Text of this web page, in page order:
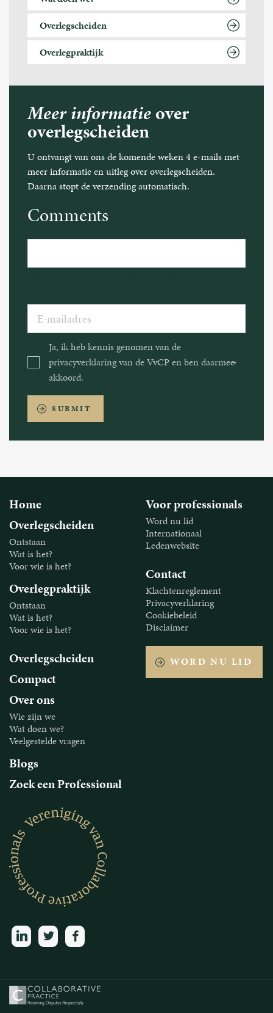
Overlegscheiden
Overlegpraktijk
Meer informatieover
overlegscheiden
U ontvangt van ons de komende weken 4 e-mails met
meer informatie en uitleg over overlegscheiden.
Daarna stopt de verzending automatisch.
Comments
E-
mailadres
Consent
Ja, ik heb kennis genomen van de
privacyverklaring van de VvCP en ben daarmee
akkoord.
SUBMIT
Home
Overlegscheiden
Ontstaan
Wat is het?
Voor wie is het?
Overlegpraktijk
Ontstaan
Wat is het?
Voor wie is het?
Overlegscheiden
Compact
Over ons
Wie zijn we
Wat doen we?
Veelgestelde vragen
Blogs
Zoek een Professional
Voor professionals
Word nu lid
Internationaal
Ledenwebsite
Contact
Klachtenreglement
Privacyverklaring
Cookiebeleid
Disclaimer
WORD NU LID
linkedintwitter facebook